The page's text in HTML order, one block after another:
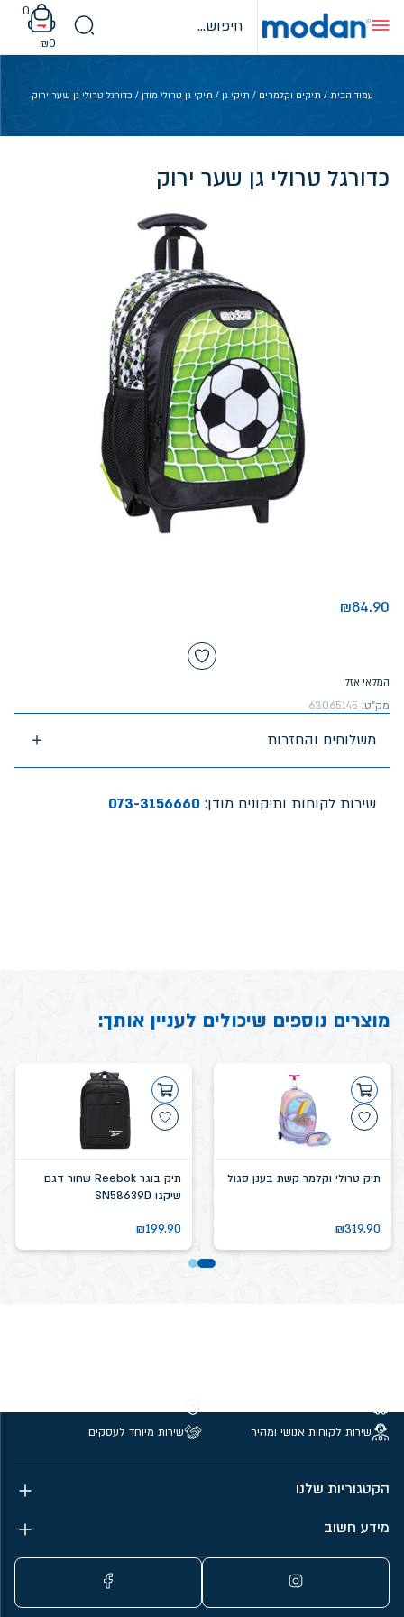
content
0
₪0
עמוד הבית / תיקים וקלמרים / תיקי גן / תיקי גן טרולי מודן / כדורגל טרולי גן שער ירוק
כדורגל טרולי גן שער ירוק
₪84.90
המלאי אזל
מק"ט: 63065145
משלוחים והחזרות
שירות לקוחות ותיקונים מודן: 073-3156660
מוצרים נוספים שיכולים לעניין אותך:
תיק טרולי וקלמר קשת בענן סגול
₪319.90
תיק בוגר Reebok שחור דגם
שיקגו SN58639D
₪199.90
שירות לקוחות אנושי ומהיר
שירות מיוחד לעסקים
הקטגוריות שלנו
מידע חשוב